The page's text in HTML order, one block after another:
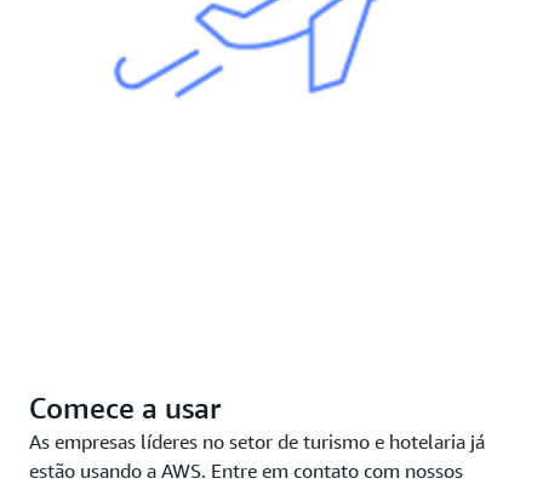
Comece a usar
As empresas líderes no setor de turismo e hotelaria já
estão usando a AWS. Entre em contato com nossos